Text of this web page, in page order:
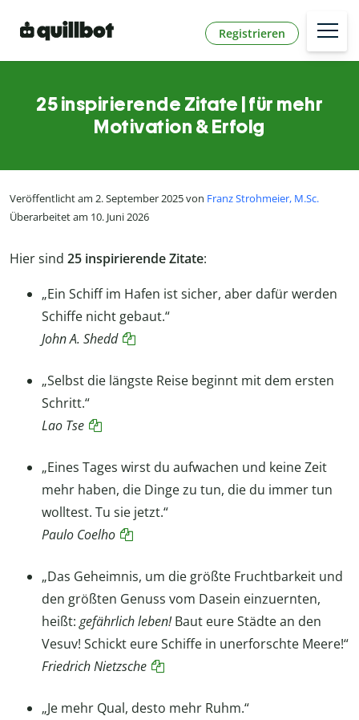
Registrieren
25 inspirierende Zitate | für mehr
Motivation & Erfolg
Veröffentlicht am 2. September 2025 von Franz Strohmeier, M.Sc.
Überarbeitet am 10. Juni 2026
Hier sind 25 inspirierende Zitate:
„Ein Schiff im Hafen ist sicher, aber dafür werden
Schiffe nicht gebaut.“
John A. Shedd
„Selbst die längste Reise beginnt mit dem ersten
Schritt.“
Lao Tse
„Eines Tages wirst du aufwachen und keine Zeit
mehr haben, die Dinge zu tun, die du immer tun
wolltest. Tu sie jetzt.“
Paulo Coelho
„Das Geheimnis, um die größte Fruchtbarkeit und
den größten Genuss vom Dasein einzuernten,
heißt: gefährlich leben!Baut eure Städte an den
Vesuv! Schickt eure Schiffe in unerforschte Meere!“
Friedrich Nietzsche
„Je mehr Qual, desto mehr Ruhm.“